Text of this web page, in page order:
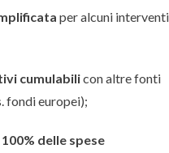
per alcuni interventi
cumulabilicon altre fonti
fondi europei);
delle spese